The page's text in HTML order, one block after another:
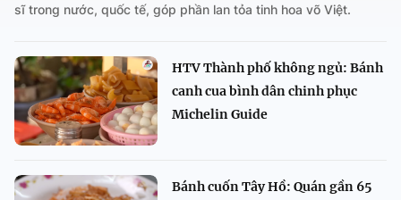
sĩ trong nước, quốc tế, góp phần lan tỏa tinh hoa võ Việt.
HTV Thành phố không ngủ: Bánh
canh cua bình dân chinh phục
Michelin Guide
Bánh cuốn Tây Hồ: Quán gần 65